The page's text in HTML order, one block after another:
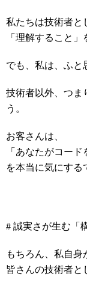
私たちは技術者と
「理解すること
でも、私は、ふと
技術者以外、つま
う。
お客さんは、
「あなたがコード
を本当に気にする
# 誠実さが生む「
もちろん、私自身
皆さんの技術者と